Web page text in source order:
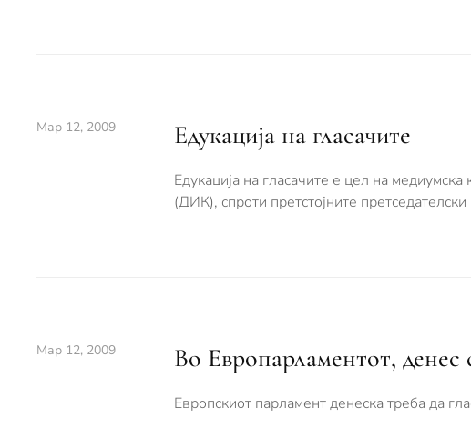
Мар 12, 2009 Едукација на гласачите
Едукација на гласачите е цел на
(ДИК), спроти претстојните
Мар 12, 2009 Во Европарлaментот, денес
Европскиот парламент денеска треба да